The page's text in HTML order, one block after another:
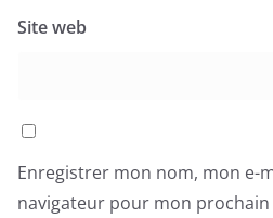
Site web
Enregistrer mon nom, mon e-
navigateur pour mon